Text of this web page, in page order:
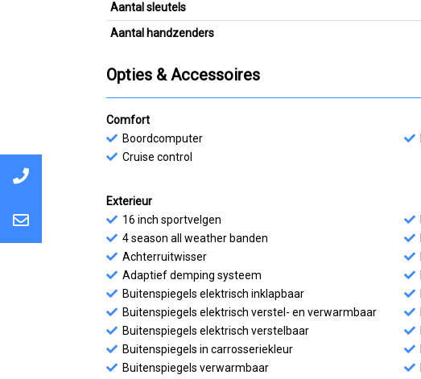
Aantal sleutels
Aantal handzenders
Opties & Accessoires
Comfort
Boordcomputer
Cruise control
Exterieur
16 inch sportvelgen
4 season all weather banden
Achterruitwisser
Adaptief demping systeem
Buitenspiegels elektrisch inklapbaar
Buitenspiegels elektrisch verstel- en verwarmbaar
Buitenspiegels elektrisch verstelbaar
Buitenspiegels in carrosseriekleur
Buitenspiegels verwarmbaar